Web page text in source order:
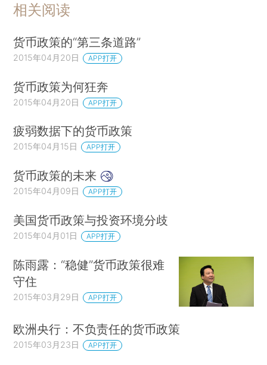
相关阅读
货币政策的“第三条道路”
2015年04月20日 APP打开
货币政策为何狂奔
2015年04月20日 APP打开
疲弱数据下的货币政策
2015年04月15日 APP打开
货币政策的未来
2015年04月09日 APP打开
美国货币政策与投资环境分歧
2015年04月01日 APP打开
陈雨露：“稳健”货币政策很难
守住
2015年03月29日 APP打开
欧洲央行：不负责任的货币政策
2015年03月23日 APP打开